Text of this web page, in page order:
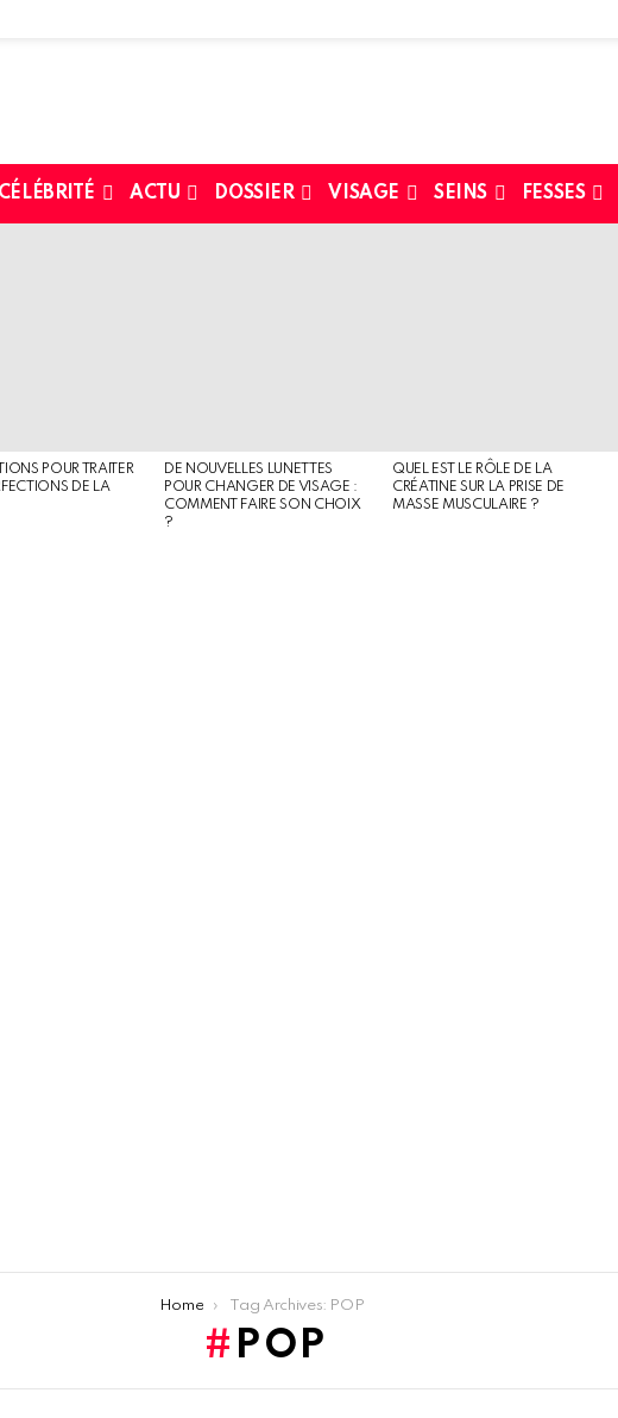
ACTU DOSSIER VISAGE SEINS FESSES
POUR TRAITER
DE LA
DE NOUVELLES LUNETTES
POUR CHANGER DE VISAGE :
COMMENT FAIRE SON CHOIX
?
QUEL EST LE RÔLE DE LA
CRÉATINE SUR LA PRISE DE
MASSE MUSCULAIRE ?
Home Tag Archives: POP
POP